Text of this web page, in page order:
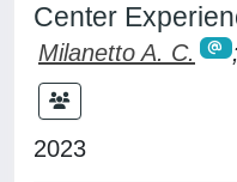
Center
Milanetto A. C. ;
2023